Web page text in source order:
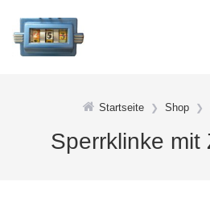
Startseite Shop
Sperrklinke mit